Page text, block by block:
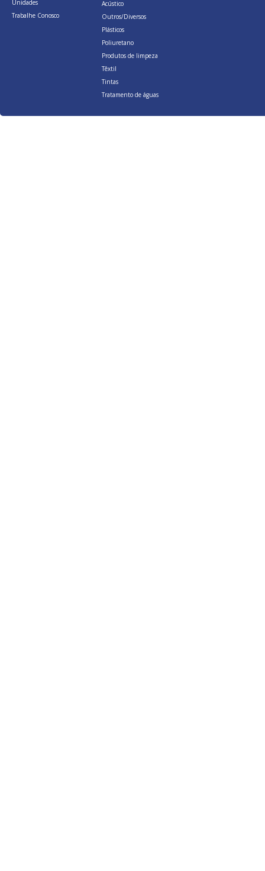
Unidades
Trabalhe Conosco
Acústico
Outros/Diversos
Plásticos
Poliuretano
Produtos de limpeza
Têxtil
Tintas
Tratamento de águas